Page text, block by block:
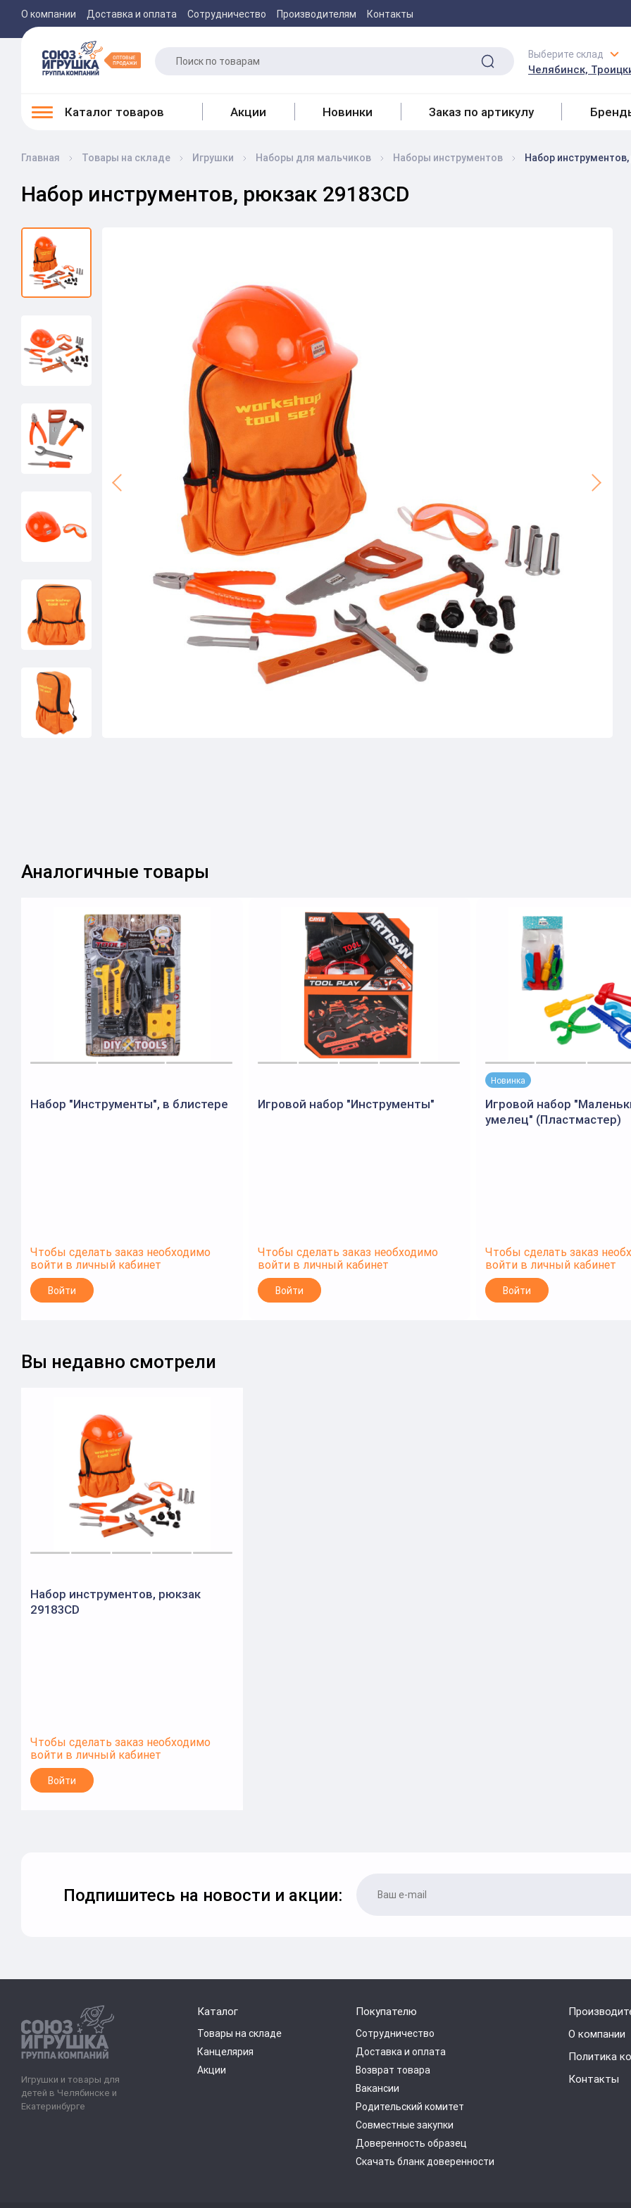
О компании Доставка и оплата Сотрудничество Производителям Контакты
Выберите склад
Челябинск,
Каталог товаров Акции Новинки Заказ по артикулу
Главная Товары на складе Игрушки Наборы для мальчиков Наборы инструментов Набор
Набор инструментов, рюкзак 29183CD
Аналогичные товары
Набор "Инструменты", в блистере
Чтобы сделать заказ необходимо
войти в личный кабинет
Войти
Игровой набор "Инструменты"
Чтобы сделать заказ необходимо
войти в личный кабинет
Войти
Новинка
Игровой набор
умелец" (Пластмастер)
Чтобы сделать заказ
войти в личный кабинет
Войти
Вы недавно смотрели
Набор инструментов, рюкзак
29183CD
Чтобы сделать заказ необходимо
войти в личный кабинет
Войти
Подпишитесь на новости и акции:
Игрушки и товары для
детей в Челябинске и
Екатеринбурге
Каталог
Товары на складе
Канцелярия
Акции
Покупателю
Сотрудничество
Доставка и оплата
Возврат товара
Вакансии
Родительский комитет
Совместные закупки
Доверенность образец
Скачать бланк доверенности
О компании
Политика
Контакты